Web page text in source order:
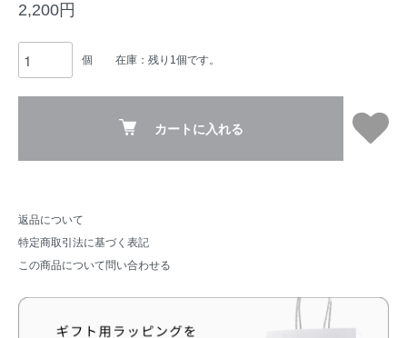
2,200円
個 在庫：残り1個です。
カートに入れる
返品について
特定商取引法に基づく表記
この商品について問い合わせる